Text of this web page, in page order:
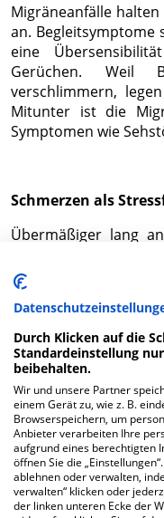
Migräneanfälle
an. Begleitsymptome
eine
Gerüchen. Weil
verschlimmern,
Mitunter ist die
Symptomen wie
Schmerzen als
Übermäßiger lang
Rücken-, Nacken-,
chronischer
Stressattacke
Begleitsymptome
Weil die
nicht so einfach wie
Befragung des
Durch Klicken auf die
Standardeinstellung
beibehalten.
Wir und unsere Partner
einem Gerät zu, wie z. B.
Browserspeichern, um
Anbieter verarbeiten Ihre
aufgrund eines berechtigten
öffnen Sie die
ablehnen oder verwalten,
verwalten“ klicken oder
der linken unteren Ecke der